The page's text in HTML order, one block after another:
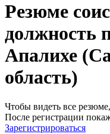
Резюме
должность
Апалихе
область)
Чтобы видеть все
После регистрации
Зарегистрироваться